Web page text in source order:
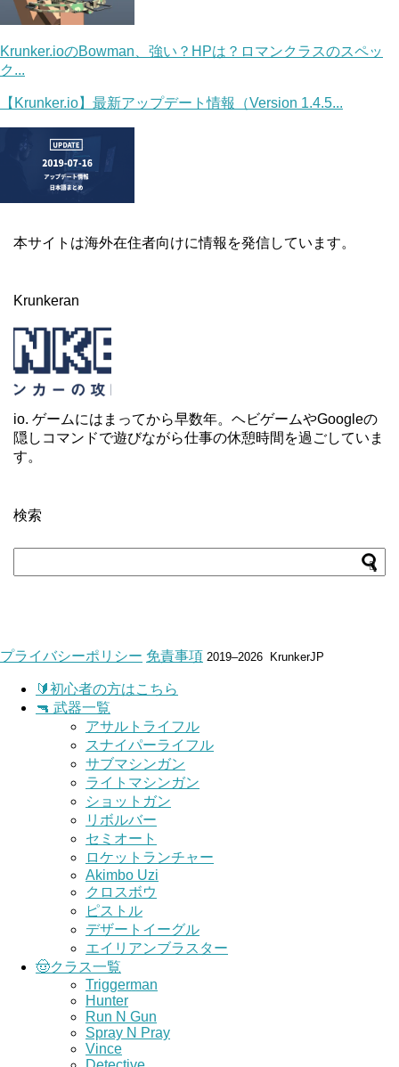
Krunker.ioのBowman、強い？HPは？ロマンクラスのスペッ
ク...
【Krunker.io】最新アップデート情報（Version 1.4.5...
本サイトは海外在住者向けに情報を発信しています。
Krunkeran
io. ゲームにはまってから早数年。ヘビゲームやGoogleの
隠しコマンドで遊びながら仕事の休憩時間を過ごしていま
す。
検索
プライバシーポリシー 免責事項 2019–2026 KrunkerJP
🔰初心者の方はこちら
🔫 武器一覧
アサルトライフル
スナイパーライフル
サブマシンガン
ライトマシンガン
ショットガン
リボルバー
セミオート
ロケットランチャー
Akimbo Uzi
クロスボウ
ピストル
デザートイーグル
エイリアンブラスター
🤠クラス一覧
Triggerman
Hunter
Run N Gun
Spray N Pray
Vince